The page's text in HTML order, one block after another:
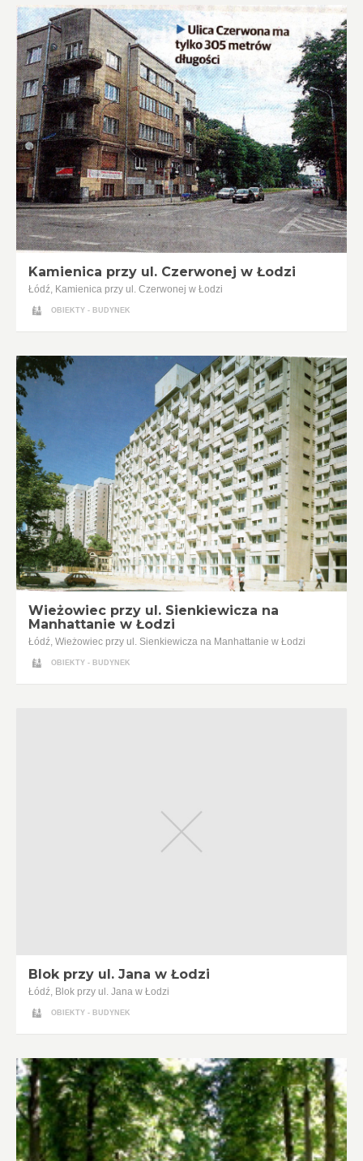
Kamienica przy ul. Czerwonej w Łodzi
Łódź, Kamienica przy ul. Czerwonej w Łodzi
OBIEKTY - BUDYNEK
Wieżowiec przy ul. Sienkiewicza na
Manhattanie w Łodzi
Łódź, Wieżowiec przy ul. Sienkiewicza na Manhattanie w Łodzi
OBIEKTY - BUDYNEK
Blok przy ul. Jana w Łodzi
Łódź, Blok przy ul. Jana w Łodzi
OBIEKTY - BUDYNEK